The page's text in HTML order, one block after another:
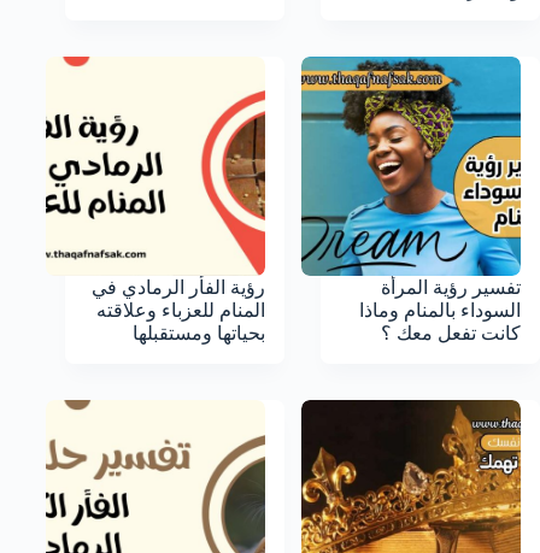
تفسير رؤية المرأة
السوداء بالمنام وماذا
كانت تفعل معك ؟
رؤية الفأر الرمادي في
المنام للعزباء وعلاقته
بحياتها ومستقبلها